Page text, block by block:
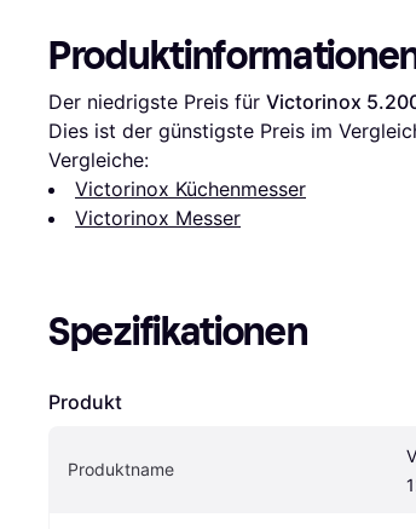
Der niedrigste Preis für Victorinox
Dies ist der günstigste Preis im
Vergleiche:
Victorinox Küchenmesser
Victorinox Messer
Spezifikationen
Produkt
Produktname